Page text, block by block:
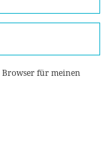
Browser für meinen